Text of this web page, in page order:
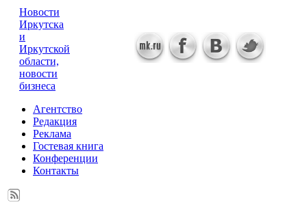
Новости
Иркутска
и
Иркутской
области,
новости
бизнеса
Агентство
Редакция
Реклама
Гостевая книга
Конференции
Контакты